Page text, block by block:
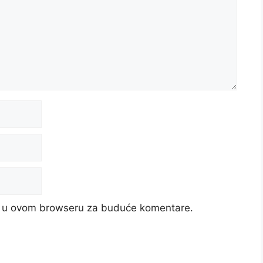
ovom browseru za buduće komentare.